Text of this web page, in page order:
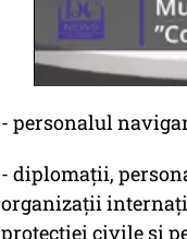
- personalul
- diplomaţii,
organizaţii
protecţiei civile şi